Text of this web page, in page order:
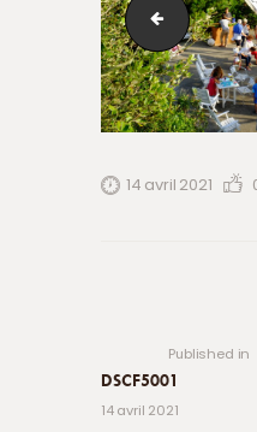
Classique sur
14 avril 2021
Published in
DSCF5001
14 avril 2021